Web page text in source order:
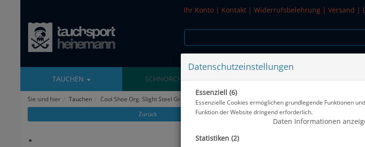
Ihr Konto | Kontakt | Widerrufsbelehrung | Versand |
TAUCHEN SCHNORCHELN WASSERSPORT
Sie sind hier Tauchen
Cool Shoe Org. Slight Steel Gray, 35-36 - Restposten #
Zurück
Cool Shoe Org.
Datenschutzeinstellungen
Essenziell (6)
Essenzielle Cookies ermöglichen grundlegende Funktionen
Funktion der Website dringend erforderlich.
Daten Informationen
Statistiken (2)